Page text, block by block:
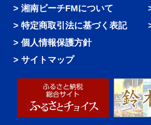
湘南ビーチFMについて
特定商取引法に基づく表記
個人情報保護方針
サイトマップ